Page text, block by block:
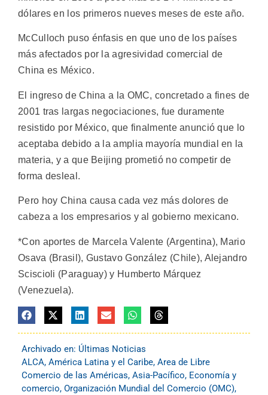
dólares en los primeros nueves meses de este año.
McCulloch puso énfasis en que uno de los países
más afectados por la agresividad comercial de
China es México.
El ingreso de China a la OMC, concretado a fines de
2001 tras largas negociaciones, fue duramente
resistido por México, que finalmente anunció que lo
aceptaba debido a la amplia mayoría mundial en la
materia, y a que Beijing prometió no competir de
forma desleal.
Pero hoy China causa cada vez más dolores de
cabeza a los empresarios y al gobierno mexicano.
*Con aportes de Marcela Valente (Argentina), Mario
Osava (Brasil), Gustavo González (Chile), Alejandro
Sciscioli (Paraguay) y Humberto Márquez
(Venezuela).
Archivado en: Últimas Noticias
ALCA, América Latina y el Caribe, Area de Libre
Comercio de las Américas, Asia-Pacífico, Economía y
comercio, Organización Mundial del Comercio (OMC),